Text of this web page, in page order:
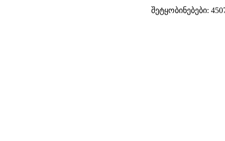
შეტყობინებები: